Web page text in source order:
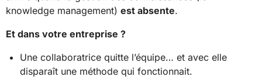
knowledge management) est absente.
Et dans votre entreprise ?
Une collaboratrice quitte l’équipe… et avec elle
disparaît une méthode qui fonctionnait.